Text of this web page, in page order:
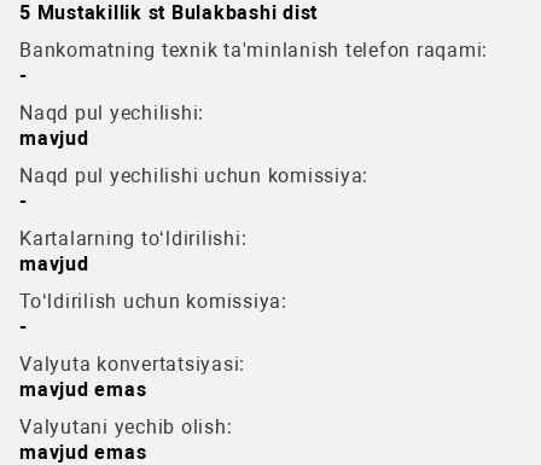
5 Mustakillik st Bulakbashi dist
Bankomatning texnik ta'minlanish telefon raqami:
-
Naqd pul yechilishi:
mavjud
Naqd pul yechilishi uchun komissiya:
-
Kartalarning to‘ldirilishi:
mavjud
To‘ldirilish uchun komissiya:
-
Valyuta konvertatsiyasi:
mavjud emas
Valyutani yechib olish:
mavjud emas